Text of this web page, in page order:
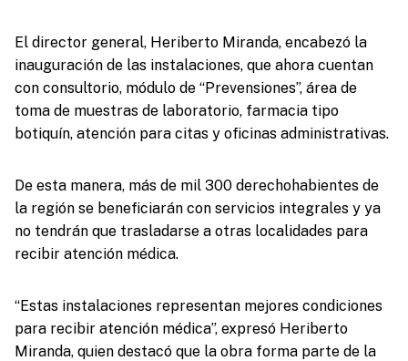
El director general, Heriberto Miranda, encabezó la
inauguración de las instalaciones, que ahora cuentan
con consultorio, módulo de “Prevensiones”, área de
toma de muestras de laboratorio, farmacia tipo
botiquín, atención para citas y oficinas administrativas.
De esta manera, más de mil 300 derechohabientes de
la región se beneficiarán con servicios integrales y ya
no tendrán que trasladarse a otras localidades para
recibir atención médica.
“Estas instalaciones representan mejores condiciones
para recibir atención médica”, expresó Heriberto
Miranda, quien destacó que la obra forma parte de la